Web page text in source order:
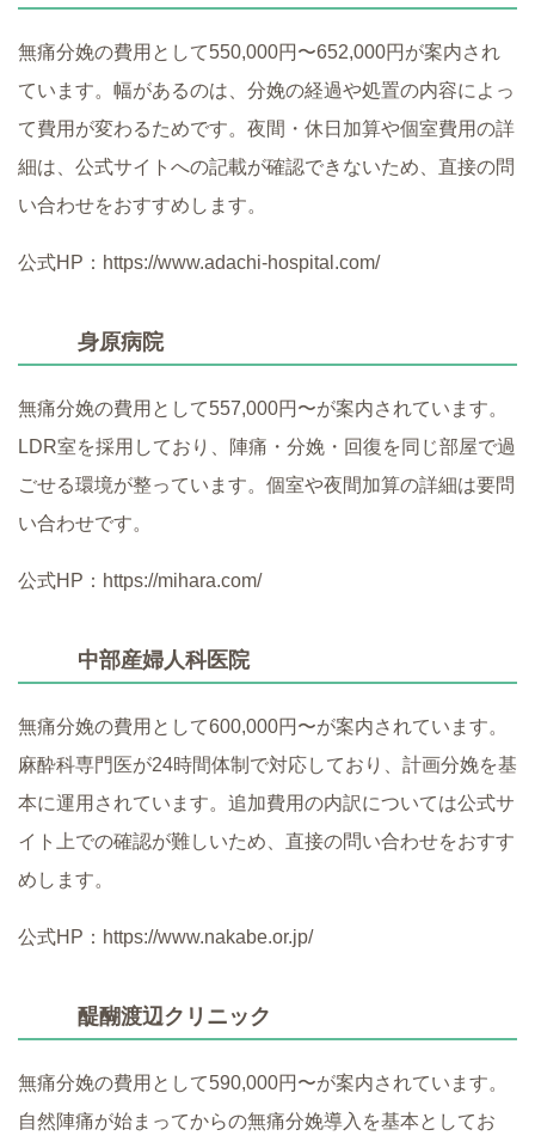
無痛分娩の費用として550,000円〜652,000円が案内され
ています。幅があるのは、分娩の経過や処置の内容によっ
て費用が変わるためです。夜間・休日加算や個室費用の詳
細は、公式サイトへの記載が確認できないため、直接の問
い合わせをおすすめします。
公式HP：https://www.adachi-hospital.com/
身原病院
無痛分娩の費用として557,000円〜が案内されています。
LDR室を採用しており、陣痛・分娩・回復を同じ部屋で過
ごせる環境が整っています。個室や夜間加算の詳細は要問
い合わせです。
公式HP：https://mihara.com/
中部産婦人科医院
無痛分娩の費用として600,000円〜が案内されています。
麻酔科専門医が24時間体制で対応しており、計画分娩を基
本に運用されています。追加費用の内訳については公式サ
イト上での確認が難しいため、直接の問い合わせをおすす
めします。
公式HP：https://www.nakabe.or.jp/
醍醐渡辺クリニック
無痛分娩の費用として590,000円〜が案内されています。
自然陣痛が始まってからの無痛分娩導入を基本としてお